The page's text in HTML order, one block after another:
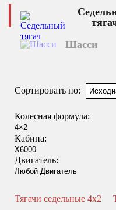
посредством
для установки на
оборудования для
Шасси
Сортировать по:
Колесная формула:
Кабина:
Двигатель:
Тягачи седельные 4x2